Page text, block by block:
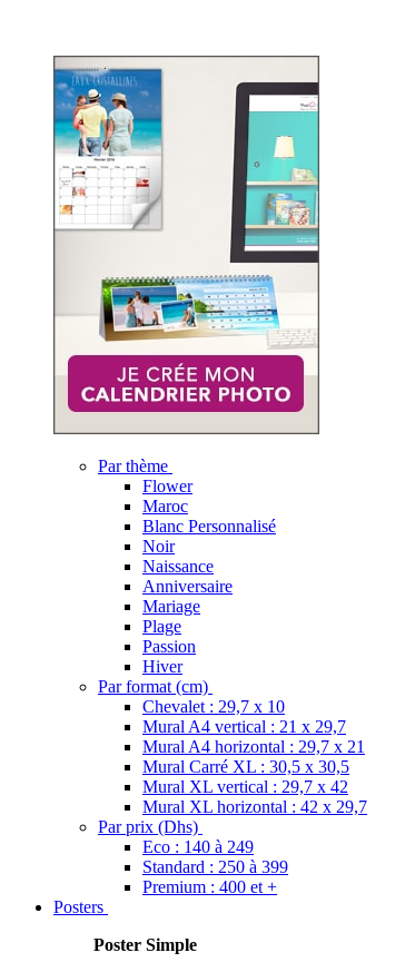
Par thème
Flower
Maroc
Blanc Personnalisé
Noir
Naissance
Anniversaire
Mariage
Plage
Passion
Hiver
Par format (cm)
Chevalet : 29,7 x 10
Mural A4 vertical : 21 x 29,7
Mural A4 horizontal : 29,7 x 21
Mural Carré XL : 30,5 x 30,5
Mural XL vertical : 29,7 x 42
Mural XL horizontal : 42 x 29,7
Par prix (Dhs)
Eco : 140 à 249
Standard : 250 à 399
Premium : 400 et +
Posters
Poster Simple